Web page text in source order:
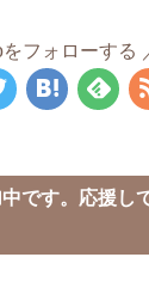
フォローする
です。応援し